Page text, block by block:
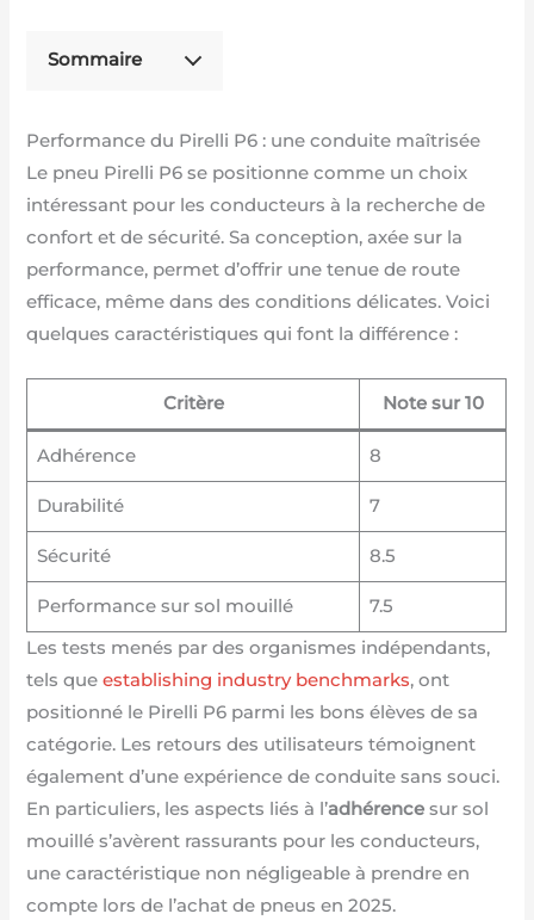
Sommaire
Performance du Pirelli P6 : une conduite maîtrisée
Le pneu Pirelli P6 se positionne comme un choix
intéressant pour les conducteurs à la recherche de
confort et de sécurité. Sa conception, axée sur la
performance, permet d’offrir une tenue de route
efficace, même dans des conditions délicates. Voici
quelques caractéristiques qui font la différence :
Critère Note sur 10
Adhérence 8
Durabilité 7
Sécurité 8.5
Performance sur sol mouillé
7.5
Les tests menés par des organismes indépendants,
tels queestablishing industry benchmarks, ont
positionné le Pirelli P6 parmi les bons élèves de sa
catégorie. Les retours des utilisateurs témoignent
également d’une expérience de conduite sans souci.
En particuliers, les aspects liés à l’adhérence sur sol
mouillé s’avèrent rassurants pour les conducteurs,
une caractéristique non négligeable à prendre en
compte lors de l’achat de pneus en 2025.